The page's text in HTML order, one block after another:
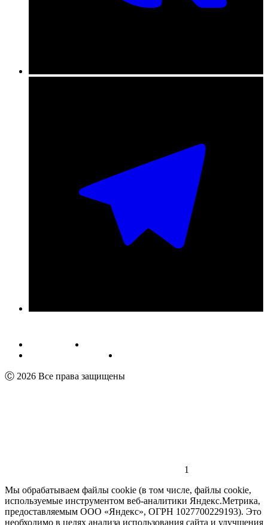
Публичная оферта
Пользовательское соглашение
Ⓒ 2026 Все права защищены
1
Мы обрабатываем файлы cookie (в том числе, файлы cookie,
используемые инструментом веб-аналитики Яндекс.Метрика,
предоставляемым ООО «Яндекс», ОГРН 1027700229193). Это
необходимо в целях анализа использования сайта и улучшения